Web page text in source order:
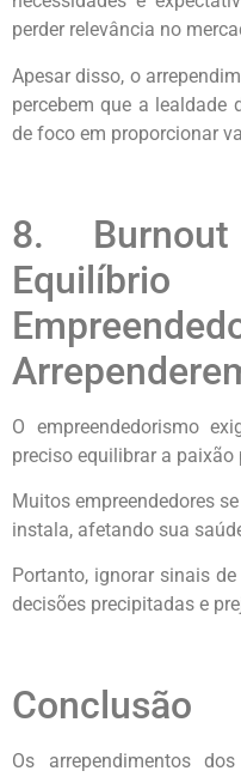
perder relevância no
Apesar disso, o
percebem que a
de foco em proporcionar
8.
O empreendedorismo
preciso equilibrar a
Muitos empreendedores
instala, afetando sua
Portanto, ignorar sinais
decisões precipitadas e
Conclusão
Os arrependimentos